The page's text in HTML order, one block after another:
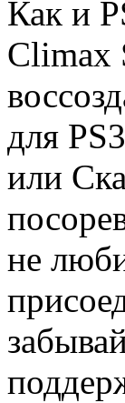
Как и
Climax
для
или
не